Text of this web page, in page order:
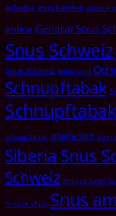
Achetez snus Genève general
online General Snus
Snus Schweiz
Snus Schweiz pablo snus
Schnupftabak
schnupftabak siberia slim
Siberia Snus
Schweiz Snooze Basel
Snooze VELO Snus